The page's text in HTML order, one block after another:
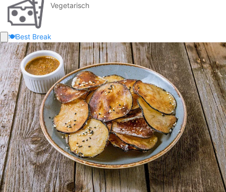
Vegetarisch
🍽️Best Break